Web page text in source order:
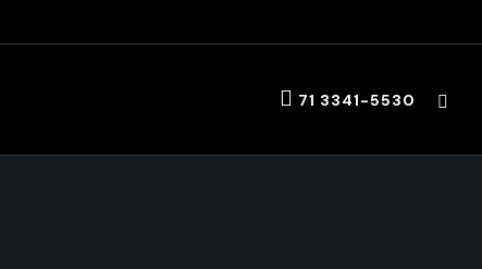
71 3341-5530